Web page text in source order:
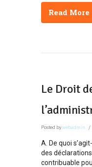
Read More
Le Droit
Posted bywebadmin
A. De quoi
des
contribuable